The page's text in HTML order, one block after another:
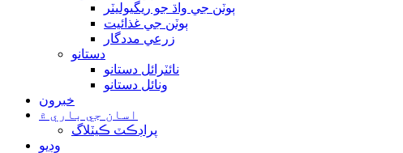
ٻوٽن جي واڌ جو ريگيوليٽر
ٻوٽن جي غذائيت
زرعي مددگار
دستانو
نائٽرائل دستانو
ونائل دستانو
خبرون
اسان جي باري ۾
پراڊڪٽ ڪيٽلاگ
وڊيو